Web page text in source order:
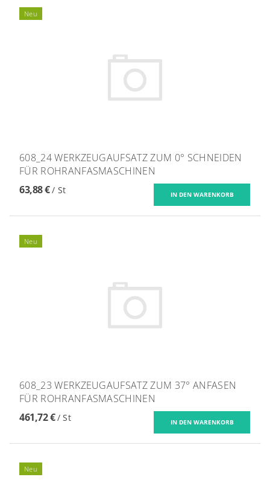
Neu
608_24 WERKZEUGAUFSATZ ZUM 0° SCHNEIDEN
FÜR ROHRANFASMASCHINEN
63,88 €/ St
Neu
608_23 WERKZEUGAUFSATZ ZUM 37° ANFASEN
FÜR ROHRANFASMASCHINEN
461,72 €/ St
Neu